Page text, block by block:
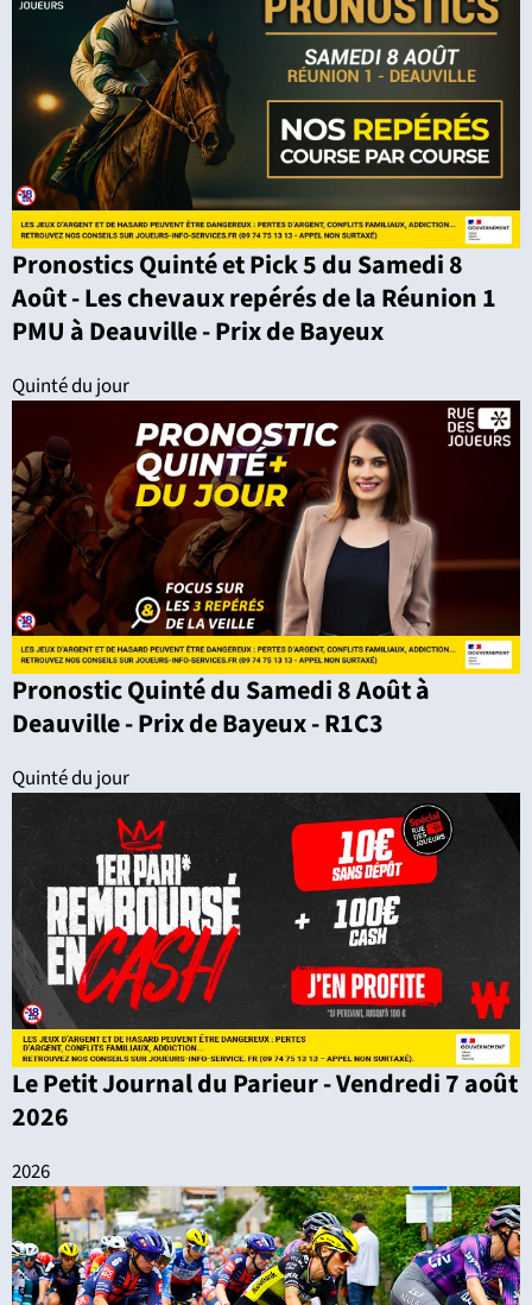
Pronostics Quinté et Pick 5 du Samedi 8
Août - Les chevaux repérés de la Réunion 1
PMU à Deauville - Prix de Bayeux
Quinté du jour
Pronostic Quinté du Samedi 8 Août à
Deauville - Prix de Bayeux - R1C3
Quinté du jour
Le Petit Journal du Parieur - Vendredi 7 août
2026
2026